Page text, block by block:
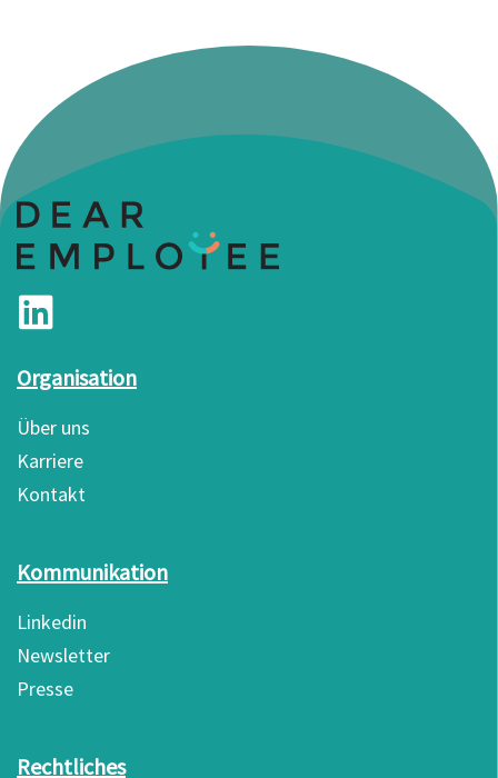
Organisation
Über uns
Karriere
Kontakt
Kommunikation
Linkedin
Newsletter
Presse
Rechtliches